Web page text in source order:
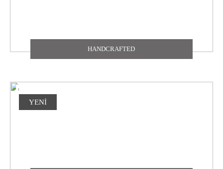
HANDCRAFTED
YENİ